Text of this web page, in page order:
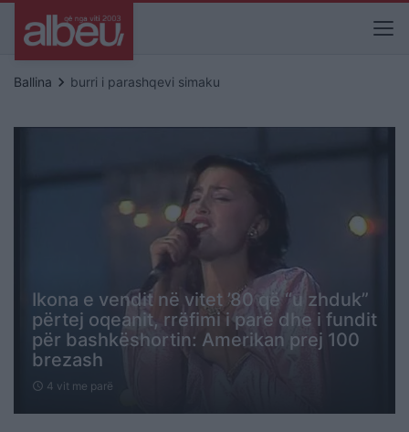
Ballina keyboard_arrow_right burri i parashqevi simaku
Ikona e vendit në vitet ’80 që “u zhduk”
përtej oqeanit, rrëfimi i parë dhe i fundit
për bashkëshortin: Amerikan prej 100
brezash
schedule 4 vit me parë